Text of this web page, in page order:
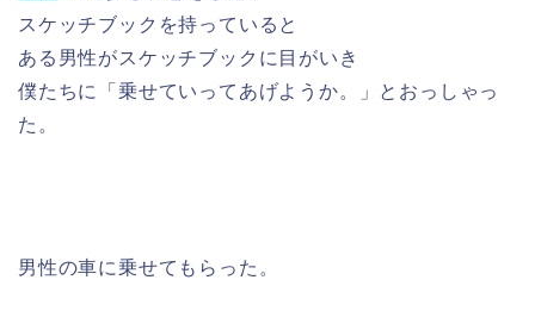
スケッチブックを持っていると
ある男性がスケッチブックに目がいき
僕たちに「乗せていってあげようか。」とおっしゃっ
た。
男性の車に乗せてもらった。